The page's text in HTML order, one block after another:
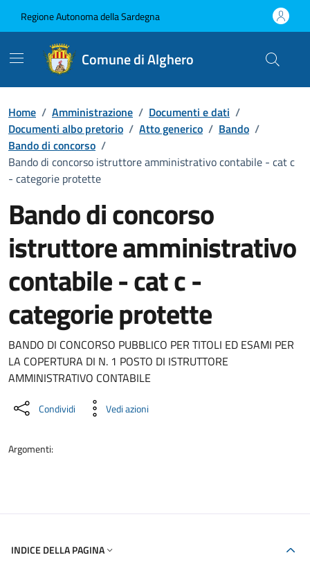
Regione Autonoma della Sardegna
Comune di Alghero
Home / Amministrazione / Documenti e dati /
Documenti albo pretorio / Atto generico / Bando /
Bando di concorso /
Bando di concorso istruttore amministrativo contabile - cat c
- categorie protette
Bando di concorso
istruttore amministrativo
contabile - cat c -
categorie protette
Dettaglio del documento
BANDO DI CONCORSO PUBBLICO PER TITOLI ED ESAMI PER
LA COPERTURA DI N. 1 POSTO DI ISTRUTTORE
AMMINISTRATIVO CONTABILE
Condividi Vedi azioni
Argomenti:
INDICE DELLA PAGINA